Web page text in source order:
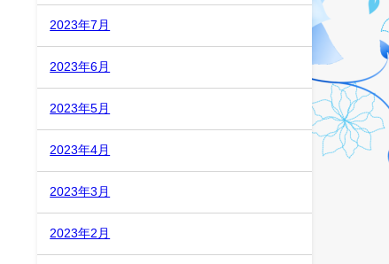
2023年7月
2023年6月
2023年5月
2023年4月
2023年3月
2023年2月